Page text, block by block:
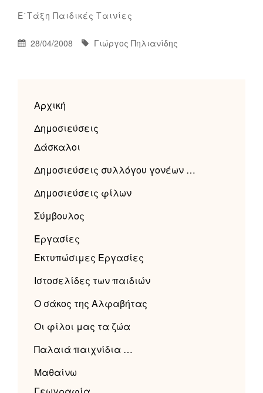
Categories
Ε΄τάξη Παιδικές ΤαινίεςBy
Πηλιανίδης
Posted
28/04/2008 By
Γιώργος Πηλιανίδης
Αρχική
Δημοσιεύσεις
Δάσκαλοι
Δημοσιεύσεις συλλόγου γονέων …
Δημοσιεύσεις φίλων
Σύμβουλος
Εργασίες
Εκτυπώσιμες Εργασίες
Ιστοσελίδες των παιδιών
Ο σάκος της Αλφαβήτας
Οι φίλοι μας τα ζώα
Παλαιά παιχνίδια …
Μαθαίνω